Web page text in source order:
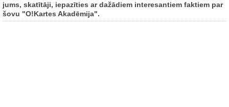
jums, skatītāji, iepazīties ar dažādiem interesantiem faktiem par
šovu "O!Kartes Akadēmija".